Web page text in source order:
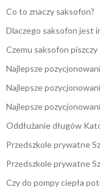
Co to znaczy saksofon?
Dlaczego saksofon jest
Czemu saksofon piszczy
Najlepsze
Najlepsze
Najlepsze
Oddłużanie długów
Przedszkole prywatne
Przedszkole prywatne
Czy do pompy ciepła